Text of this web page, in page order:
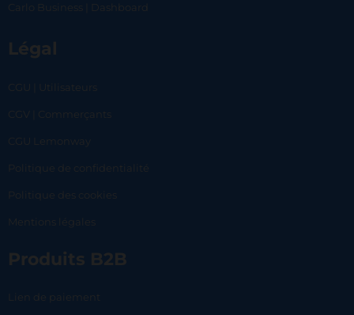
Carlo Business | Dashboard
Légal
CGU | Utilisateurs
CGV | Commerçants
CGU Lemonway
Politique de confidentialité
Politique des cookies
Mentions légales
Produits B2B
Lien de paiement